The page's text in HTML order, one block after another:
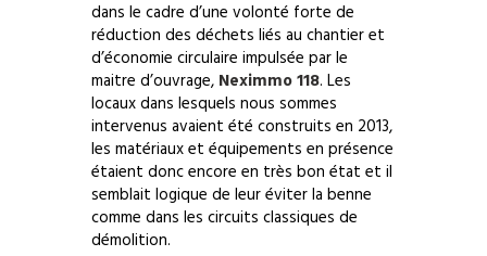
dans le cadre d’une volonté forte de
réduction des déchets liés au chantier et
d’économie circulaire impulsée par le
maitre d’ouvrage, Neximmo 118. Les
locaux dans lesquels nous sommes
intervenus avaient été construits en 2013,
les matériaux et équipements en présence
étaient donc encore en très bon état et il
semblait logique de leur éviter la benne
comme dans les circuits classiques de
démolition.